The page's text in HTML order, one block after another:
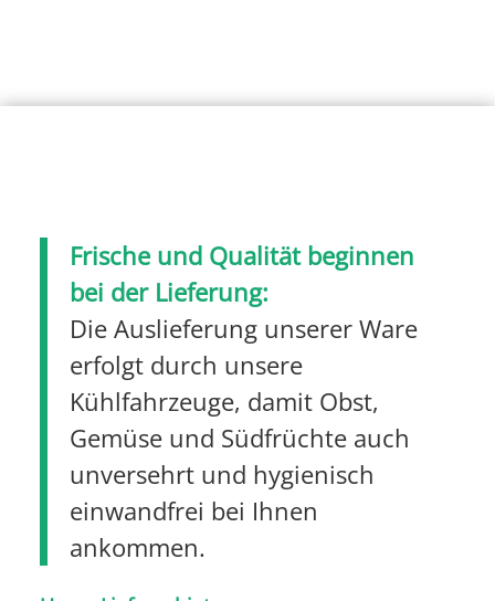
Frische und Qualität beginnen
bei der Lieferung:
Die Auslieferung unserer Ware
erfolgt durch unsere
Kühlfahrzeuge, damit Obst,
Gemüse und Südfrüchte auch
unversehrt und hygienisch
einwandfrei bei Ihnen
ankommen.